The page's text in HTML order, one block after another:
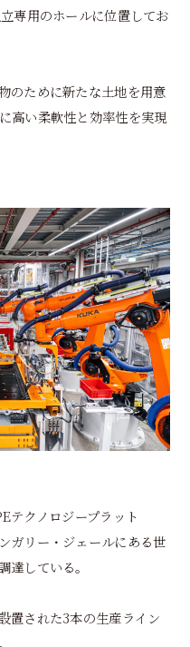
専用のホールに位置してお
のために新たな土地を用意
高い柔軟性と効率性を実現
テクノロジープラット
ガリー・ジェールにある世
している。
置された3本の生産ライン